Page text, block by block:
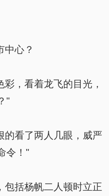
心？
，看着龙飞的目光，
"
看了两人几眼，威严
令！"
括杨帆二人顿时立正